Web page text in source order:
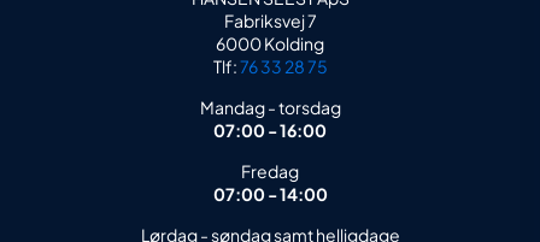
Fabriksvej 7
6000 Kolding
Tlf:76 33 28 75
Mandag - torsdag
07:00 - 16:00
Fredag
07:00 - 14:00
Lørdag - søndag samt helligdage